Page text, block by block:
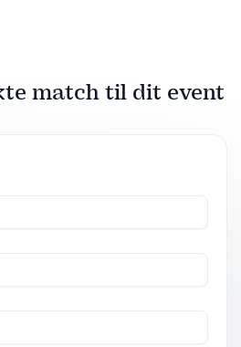
match til dit event